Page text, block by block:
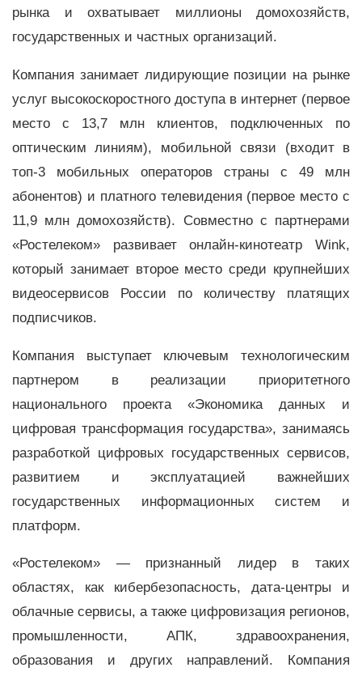
рынка и охватывает миллионы домохозяйств,
государственных и частных организаций.
Компания занимает лидирующие позиции на рынке
услуг высокоскоростного доступа в интернет (первое
место с 13,7 млн клиентов, подключенных по
оптическим линиям), мобильной связи (входит в
топ-3 мобильных операторов страны с 49 млн
абонентов) и платного телевидения (первое место с
11,9 млн домохозяйств). Совместно с партнерами
«Ростелеком» развивает онлайн-кинотеатр Wink,
который занимает второе место среди крупнейших
видеосервисов России по количеству платящих
подписчиков.
Компания выступает ключевым технологическим
партнером в реализации приоритетного
национального проекта «Экономика данных и
цифровая трансформация государства», занимаясь
разработкой цифровых государственных сервисов,
развитием и эксплуатацией важнейших
государственных информационных систем и
платформ.
«Ростелеком» — признанный лидер в таких
областях, как кибербезопасность, дата-центры и
облачные сервисы, а также цифровизация регионов,
промышленности, АПК, здравоохранения,
образования и других направлений. Компания